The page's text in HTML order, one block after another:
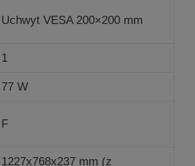
Uchwyt VESA 200×200 mm
1
77 W
F
1227x768x237 mm (z